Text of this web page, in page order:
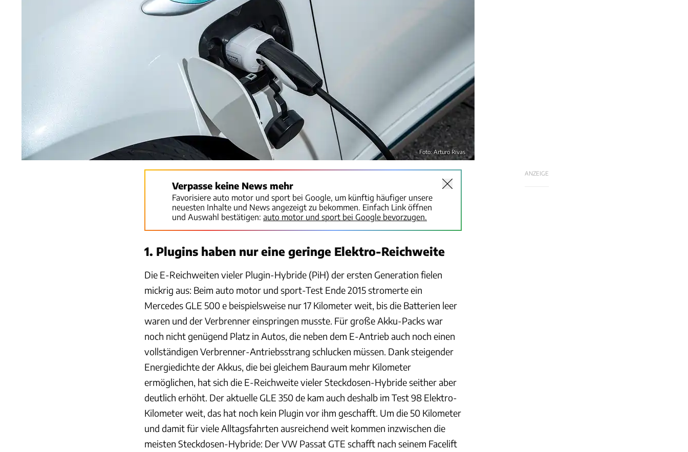
Foto: Arturo Rivas
ANZEIGE
Verpasse keine News mehr
Favorisiere auto motor und sport bei Google, um künftig häufiger unsere
neuesten Inhalte und News angezeigt zu bekommen. Einfach Link öffnen
und Auswahl bestätigen: auto motor und sport bei Google bevorzugen.
1. Plugins haben nur eine geringe Elektro-Reichweite
Die E-Reichweiten vieler Plugin-Hybride (PiH) der ersten Generation fielen
mickrig aus: Beim auto motor und sport-Test Ende 2015 stromerte ein
Mercedes GLE 500 e beispielsweise nur 17 Kilometer weit, bis die Batterien leer
waren und der Verbrenner einspringen musste. Für große Akku-Packs war
noch nicht genügend Platz in Autos, die neben dem E-Antrieb auch noch einen
vollständigen Verbrenner-Antriebsstrang schlucken müssen. Dank steigender
Energiedichte der Akkus, die bei gleichem Bauraum mehr Kilometer
ermöglichen, hat sich die E-Reichweite vieler Steckdosen-Hybride seither aber
deutlich erhöht. Der aktuelle GLE 350 de kam auch deshalb im Test 98 Elektro-
Kilometer weit, das hat noch kein Plugin vor ihm geschafft. Um die 50 Kilometer
und damit für viele Alltagsfahrten ausreichend weit kommen inzwischen die
meisten Steckdosen-Hybride: Der VW Passat GTE schafft nach seinem Facelift